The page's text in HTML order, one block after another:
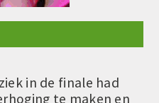
in de finale had
te maken en